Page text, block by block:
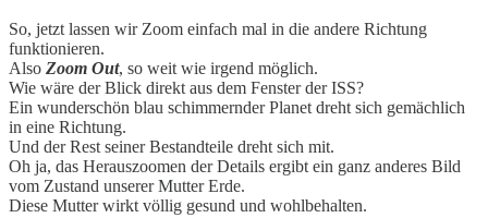
So, jetzt lassen wir Zoom einfach mal in die andere Richtung
funktionieren.
Also Zoom Out, so weit wie irgend möglich.
Wie wäre der Blick direkt aus dem Fenster der ISS?
Ein wunderschön blau schimmernder Planet dreht sich gemächlich
in eine Richtung.
Und der Rest seiner Bestandteile dreht sich mit.
Oh ja, das Herauszoomen der Details ergibt ein ganz anderes Bild
vom Zustand unserer Mutter Erde.
Diese Mutter wirkt völlig gesund und wohlbehalten.